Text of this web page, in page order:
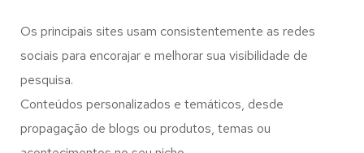
Os principais sites usam consistentemente as redes
sociais para encorajar e melhorar sua visibilidade de
pesquisa.
Conteúdos personalizados e temáticos, desde
propagação de blogs ou produtos, temas ou